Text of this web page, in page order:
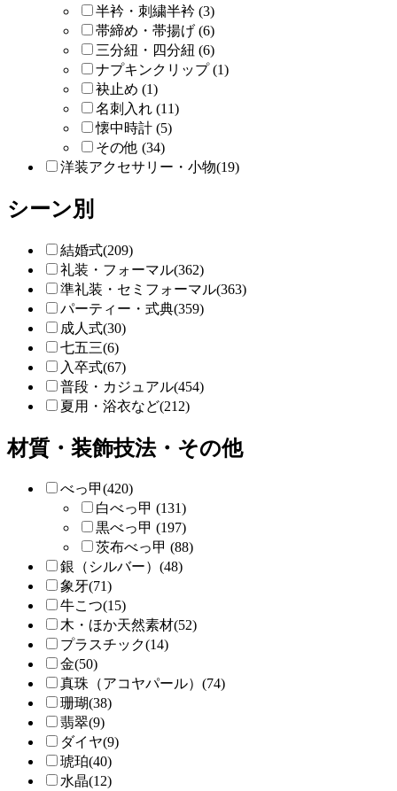
半衿・刺繍半衿 (3)
帯締め・帯揚げ (6)
三分紐・四分紐 (6)
ナプキンクリップ (1)
袂止め (1)
名刺入れ (11)
懐中時計 (5)
その他 (34)
洋装アクセサリー・小物(19)
シーン別
結婚式(209)
礼装・フォーマル(362)
準礼装・セミフォーマル(363)
パーティー・式典(359)
成人式(30)
七五三(6)
入卒式(67)
普段・カジュアル(454)
夏用・浴衣など(212)
材質・装飾技法・その他
べっ甲(420)
白べっ甲 (131)
黒べっ甲 (197)
茨布べっ甲 (88)
銀（シルバー）(48)
象牙(71)
牛こつ(15)
木・ほか天然素材(52)
プラスチック(14)
金(50)
真珠（アコヤパール）(74)
珊瑚(38)
翡翠(9)
ダイヤ(9)
琥珀(40)
水晶(12)